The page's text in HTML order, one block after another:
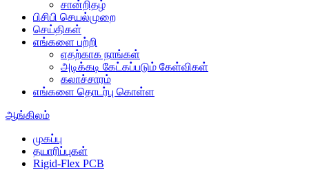
சான்றிதழ்
பிசிபி செயல்முறை
செய்திகள்
எங்களை பற்றி
எதற்காக நாங்கள்
அடிக்கடி கேட்கப்படும் கேள்விகள்
கலாச்சாரம்
எங்களை தொடர்பு கொள்ள
ஆங்கிலம்
முகப்பு
தயாரிப்புகள்
Rigid-Flex PCB